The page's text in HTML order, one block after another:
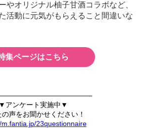
やオリジナル柚子甘酒コラボなど、
活動に元気がもらえること間違いな
集ページはこちら
▼アンケート実施中▼
の声をお聞かせください！
m.fantia.jp/23questionnaire